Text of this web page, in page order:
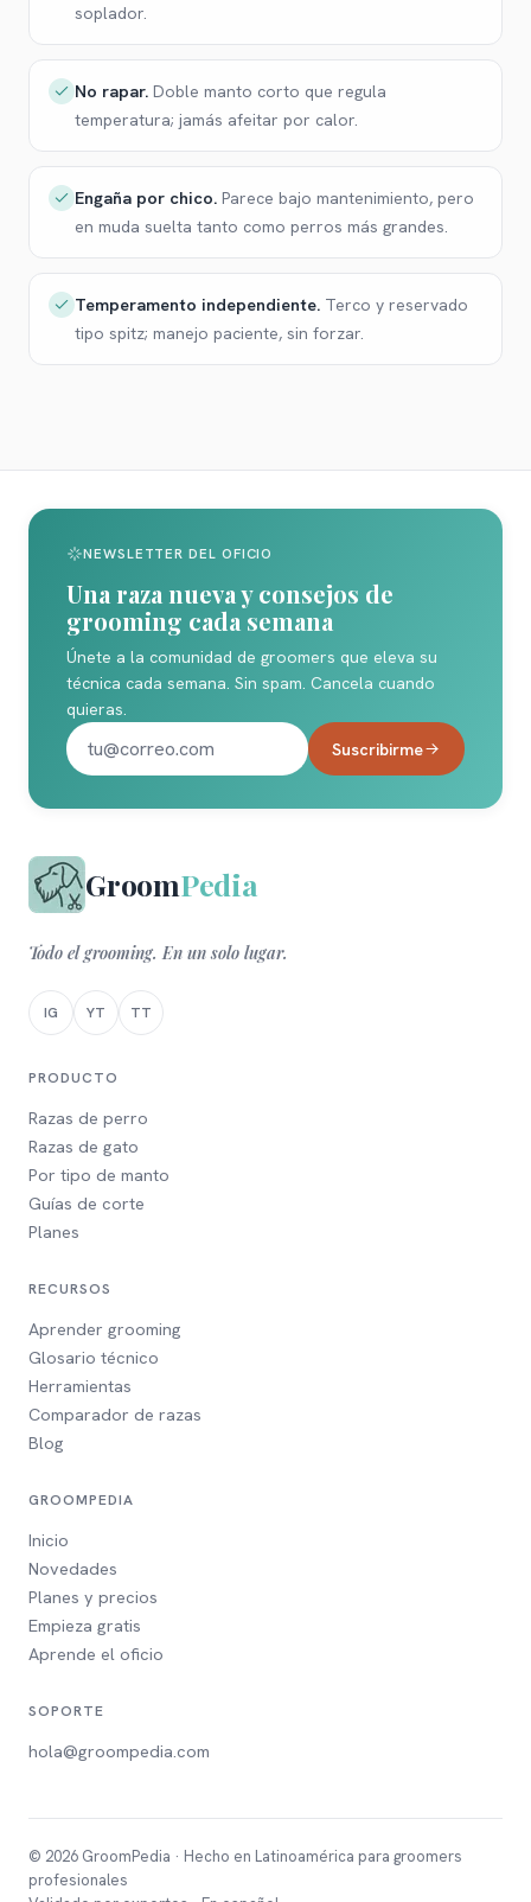
soplador.
No rapar. Doble manto corto que regula
temperatura; jamás afeitar por calor.
Engaña por chico. Parece bajo mantenimiento, pero
en muda suelta tanto como perros más grandes.
Temperamento independiente. Terco y reservado
tipo spitz; manejo paciente, sin forzar.
NEWSLETTER DEL OFICIO
Una raza nueva y consejos de
grooming cada semana
Únete a la comunidad de groomers que eleva su
técnica cada semana. Sin spam. Cancela cuando
quieras.
Suscribirme
GroomPedia
Todo el grooming. En un solo lugar.
IG YT TT
PRODUCTO
Razas de perro
Razas de gato
Por tipo de manto
Guías de corte
Planes
RECURSOS
Aprender grooming
Glosario técnico
Herramientas
Comparador de razas
Blog
GROOMPEDIA
Inicio
Novedades
Planes y precios
Empieza gratis
Aprende el oficio
SOPORTE
hola@groompedia.com
© 2026 GroomPedia · Hecho en Latinoamérica para groomers
profesionales